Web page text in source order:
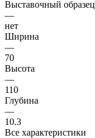
Выставочный образец
—
нет
Ширина
—
70
Высота
—
110
Глубина
—
10.3
Все характеристики